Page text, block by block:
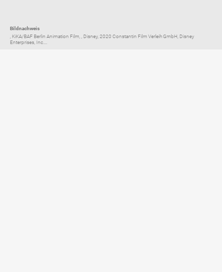
Bildnachweis
, KiKA/BAF Berlin Animation Film, , Disney, 2020 Constantin Film Verleih GmbH, Disney
Enterprises, Inc....